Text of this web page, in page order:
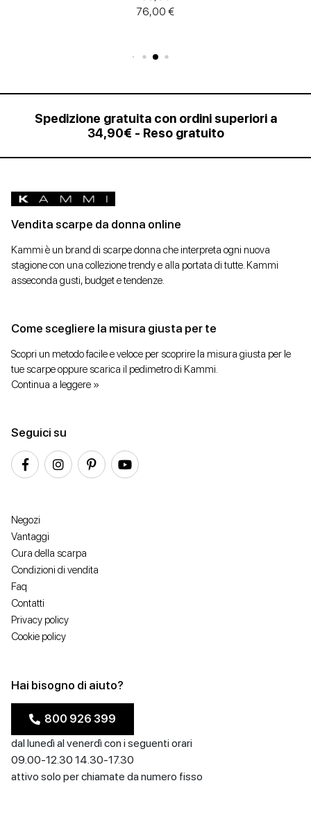
Spedizione gratuita con ordini superiori a
34,90€ - Reso gratuito
Vendita scarpe da donna online
Kammi è un brand di scarpe donna che interpreta ogni nuova
stagione con una collezione trendy e alla portata di tutte. Kammi
asseconda gusti, budget e tendenze.
Come scegliere la misura giusta per te
Scopri un metodo facile e veloce per scoprire la misura giusta per le
tue scarpe oppure scarica il pedimetro di Kammi.
Continua a leggere »
Seguici su
Negozi
Vantaggi
Cura della scarpa
Condizioni di vendita
Faq
Contatti
Privacy policy
Cookie policy
Hai bisogno di aiuto?
800 926 399
dal lunedì al venerdì con i seguenti orari
09.00-12.30 14.30-17.30
attivo solo per chiamate da numero fisso